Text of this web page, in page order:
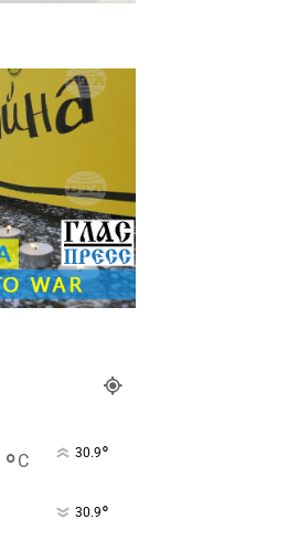
°C 30.9°
30.9°